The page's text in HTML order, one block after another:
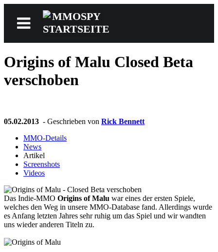
News
MMOwiki
Origins of Malu Closed Beta
verschoben
05.02.2013 - Geschrieben von Rick Bennett
MMO-Details
News
Artikel
Screenshots
Videos
Das Indie-MMO Origins of Malu war eines der ersten Spiele,
welches den Weg in unsere MMO-Database fand. Allerdings wurde
es Anfang letzten Jahres sehr ruhig um das Spiel und wir wandten
uns wieder anderen Titeln zu.